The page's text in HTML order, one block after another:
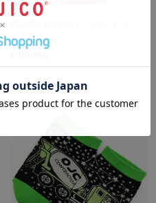
「リボン」